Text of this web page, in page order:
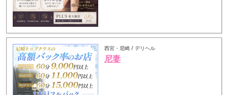
西宮・尼崎 / デリヘル
尼妻